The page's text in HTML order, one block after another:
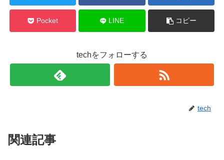
Pocket LINE コピー
techをフォローする
tech
関連記事